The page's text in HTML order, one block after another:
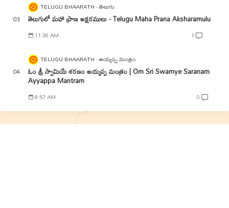
TELUGU BHAARATH తెలుగు
తెలుగులో మహా ప్రాణ అక్షరములు - Telugu Maha Prana Aksharamulu
11:36 AM 1
TELUGU BHAARATH అయ్యప్ప మంత్రం
ఓం శ్రీ స్వామియే శరణం అయ్యప్ప మంత్రం | Om Sri Swamye Saranam
Ayyappa Mantram
8:57 AM 0